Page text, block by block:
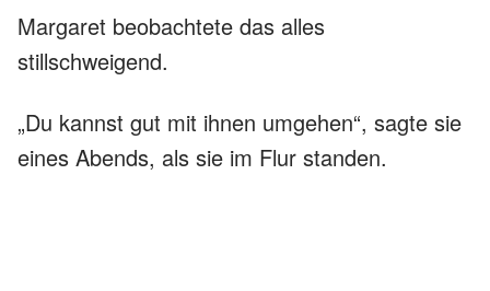
Margaret beobachtete das alles
stillschweigend.
„Du kannst gut mit ihnen umgehen“, sagte sie
eines Abends, als sie im Flur standen.